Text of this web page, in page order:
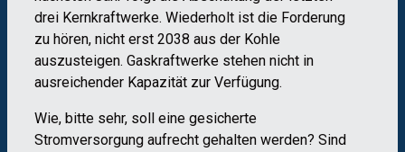
drei Kernkraftwerke. Wiederholt ist die Forderung
zu hören, nicht erst 2038 aus der Kohle
auszusteigen. Gaskraftwerke stehen nicht in
ausreichender Kapazität zur Verfügung.
Wie, bitte sehr, soll eine gesicherte
Stromversorgung aufrecht gehalten werden? Sind